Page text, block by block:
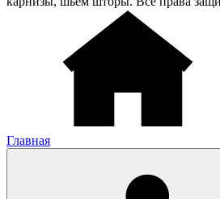
Главная